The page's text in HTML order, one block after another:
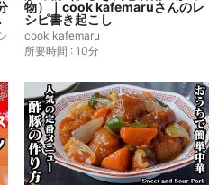
物）｜cook kafemaruさんのレ
シピ書き起こし
cook kafemaru
所要時間 : 10分